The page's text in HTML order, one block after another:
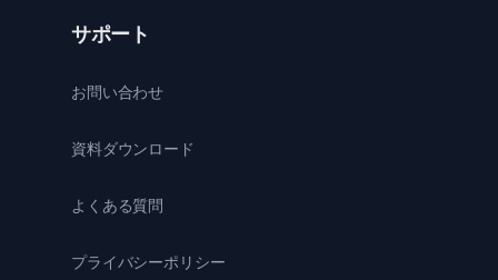
サポート
お問い合わせ
資料ダウンロード
よくある質問
プライバシーポリシー